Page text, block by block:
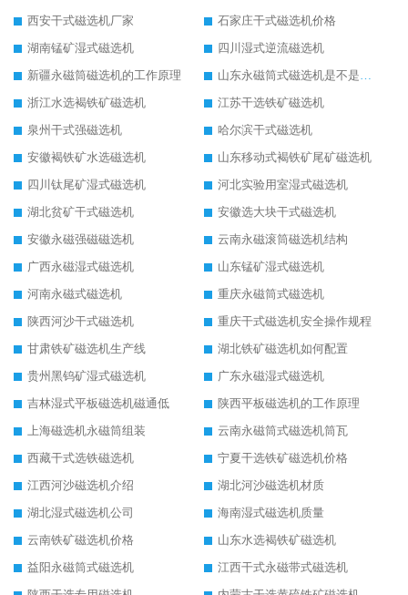
西安干式磁选机厂家
石家庄干式磁选机价格
湖南锰矿湿式磁选机
四川湿式逆流磁选机
新疆永磁筒磁选机的工作原理
山东永磁筒式磁选机是不是强磁
浙江水选褐铁矿磁选机
江苏干选铁矿磁选机
泉州干式强磁选机
哈尔滨干式磁选机
安徽褐铁矿水选磁选机
山东移动式褐铁矿尾矿磁选机
四川钛尾矿湿式磁选机
河北实验用室湿式磁选机
湖北贫矿干式磁选机
安徽选大块干式磁选机
安徽永磁强磁磁选机
云南永磁滚筒磁选机结构
广西永磁湿式磁选机
山东锰矿湿式磁选机
河南永磁式磁选机
重庆永磁筒式磁选机
陕西河沙干式磁选机
重庆干式磁选机安全操作规程
甘肃铁矿磁选机生产线
湖北铁矿磁选机如何配置
贵州黑钨矿湿式磁选机
广东永磁湿式磁选机
吉林湿式平板磁选机磁通低
陕西平板磁选机的工作原理
上海磁选机永磁筒组装
云南永磁筒式磁选机筒瓦
西藏干式选铁磁选机
宁夏干选铁矿磁选机价格
江西河沙磁选机介绍
湖北河沙磁选机材质
湖北湿式磁选机公司
海南湿式磁选机质量
云南铁矿磁选机价格
山东水选褐铁矿磁选机
益阳永磁筒式磁选机
江西干式永磁带式磁选机